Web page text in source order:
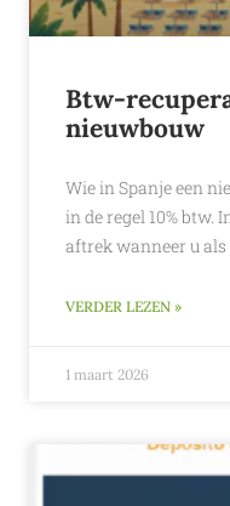
Btw-
nieuwbouw
Wie in Spanje een
in de regel 10% btw.
aftrek wanneer u
VERDER LEZEN »
1 maart 2026